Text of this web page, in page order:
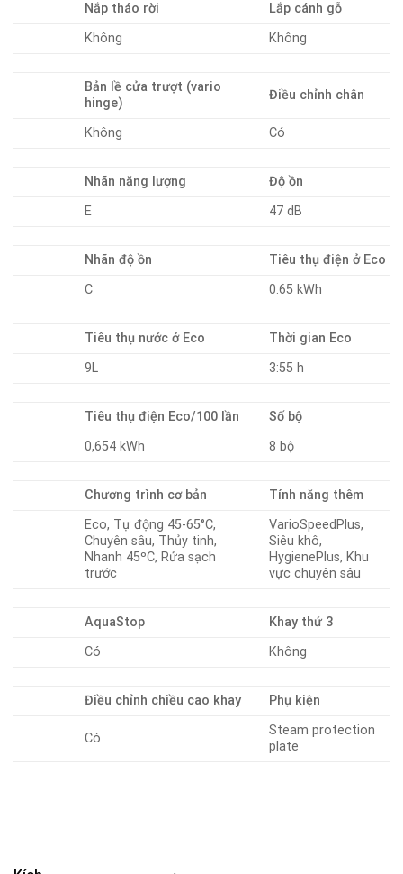
Nắp tháo rời
Lắp cánh gỗ
Không
Không
Bản lề cửa trượt (vario
hinge)
Điều chỉnh chân
Không Có
Nhãn năng lượng
Độ ồn
E
47 dB
Nhãn độ ồn
Tiêu thụ điện ở Eco
C
0.65 kWh
Tiêu thụ nước ở Eco
Thời gian Eco
9L
3:55 h
Tiêu thụ điện Eco/100 lần
Số bộ
0,654 kWh
8 bộ
Chương trình cơ bản
Tính năng thêm
Eco, Tự động 45-65°C,
Chuyên sâu, Thủy tinh,
Nhanh 45ºC, Rửa sạch
trước
VarioSpeedPlus,
Siêu khô,
HygienePlus, Khu
vực chuyên sâu
AquaStop
Khay thứ 3
Có
Không
Điều chỉnh chiều cao khay Phụ kiện
Có
Steam protection
plate